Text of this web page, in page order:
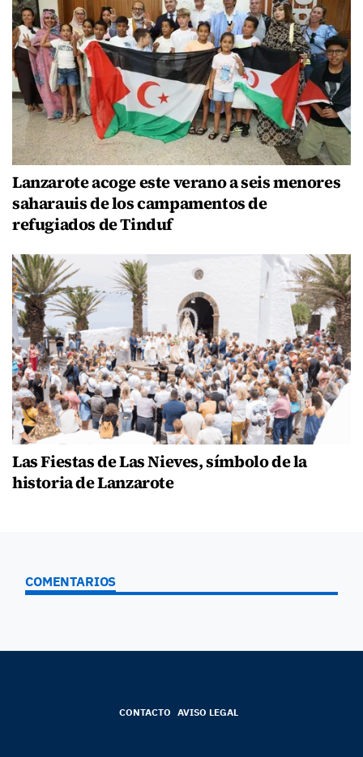
Lanzarote acoge este verano a seis menores
saharauis de los campamentos de
refugiados de Tinduf
Las Fiestas de Las Nieves, símbolo de la
historia de Lanzarote
COMENTARIOS
CONTACTO AVISO LEGAL